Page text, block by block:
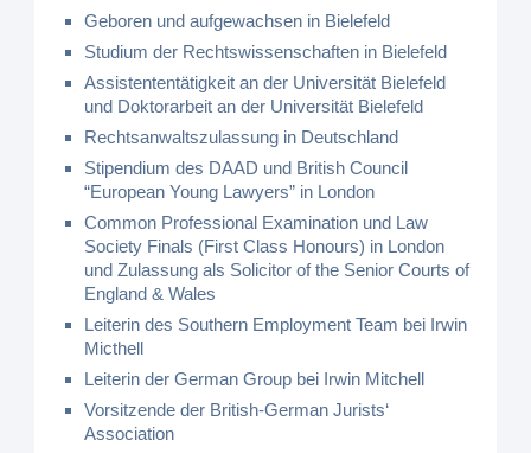
Geboren und aufgewachsen in Bielefeld
Studium der Rechtswissenschaften in Bielefeld
Assistententätigkeit an der Universität Bielefeld
und Doktorarbeit an der Universität Bielefeld
Rechtsanwaltszulassung in Deutschland
Stipendium des DAAD und British Council
“European Young Lawyers” in London
Common Professional Examination und Law
Society Finals (First Class Honours) in London
und Zulassung als Solicitor of the Senior Courts of
England & Wales
Leiterin des Southern Employment Team bei Irwin
Micthell
Leiterin der German Group bei Irwin Mitchell
Vorsitzende der British-German Jurists‘
Association